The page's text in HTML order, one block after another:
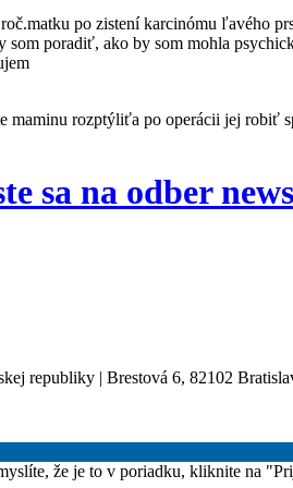
po zistení karcinómu ľavého
som poradiť, ako by som mohla
maminu rozptýliťa po operácii jej robiť
sa na odber
republiky | Brestová 6, 82102
že je to v poriadku, kliknite na